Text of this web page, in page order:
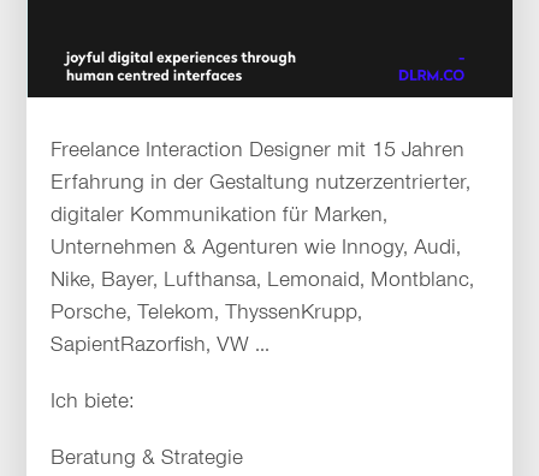
Freelance Interaction Designer mit 15 Jahren
Erfahrung in der Gestaltung nutzerzentrierter,
digitaler Kommunikation für Marken,
Unternehmen & Agenturen wie Innogy, Audi,
Nike, Bayer, Lufthansa, Lemonaid, Montblanc,
Porsche, Telekom, ThyssenKrupp,
SapientRazorfish, VW ...
Ich biete:
Beratung & Strategie